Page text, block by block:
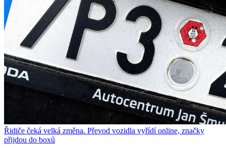
Řidiče čeká velká změna. Převod vozidla vyřídí online, značky
přijdou do boxů